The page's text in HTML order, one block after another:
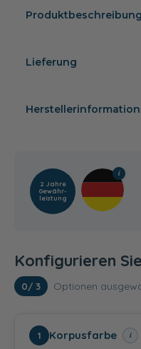
Produktbeschreibung
Lieferung
Herstellerinformation
2 Jahre
Gewähr­
leistung
Konfigurieren
0/ 3 Optionen
1 Korpusfarbe i